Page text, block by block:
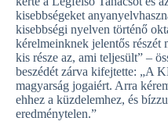
kisebbségeket
kisebbségi nyelven történő
kérelmeinknek jelentős részét
kis része az, ami teljesült” –
beszédét zárva kifejtette: „A
magyarság jogaiért. Arra
ehhez a küzdelemhez, és
eredménytelen.”